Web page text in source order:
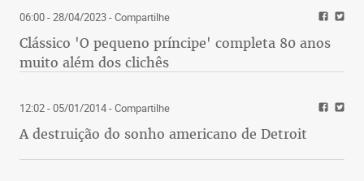
06:00 - 28/04/2023- Compartilhe
Clássico 'O pequeno príncipe' completa 80 anos
muito além dos clichês
12:02 - 05/01/2014- Compartilhe
A destruição do sonho americano de Detroit